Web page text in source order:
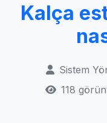
Kalça
Sistem
118